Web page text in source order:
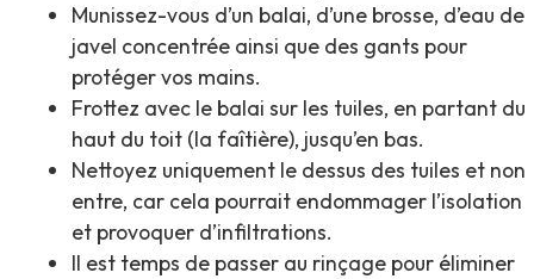
Munissez-vous d’un balai, d’une brosse, d’eau de
javel concentrée ainsi que des gants pour
protéger vos mains.
Frottez avec le balai sur les tuiles, en partant du
haut du toit (la faîtière), jusqu’en bas.
Nettoyez uniquement le dessus des tuiles et non
entre, car cela pourrait endommager l’isolation
et provoquer d’infiltrations.
Il est temps de passer au rinçage pour éliminer